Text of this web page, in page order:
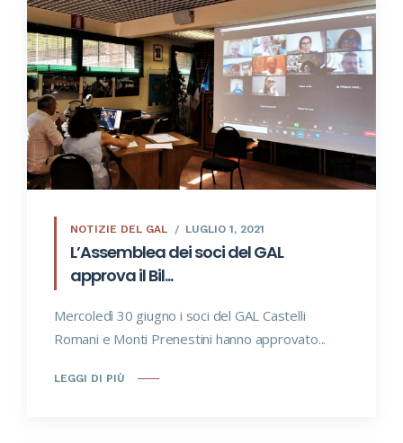
NOTIZIE DEL GAL LUGLIO 1, 2021
L’Assemblea dei soci del GAL
approva il Bil...
Mercoledì 30 giugno i soci del GAL Castelli
Romani e Monti Prenestini hanno approvato...
LEGGI DI PIÙ